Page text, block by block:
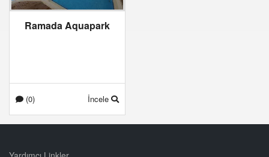
Ramada Aquapark
(0) İncele